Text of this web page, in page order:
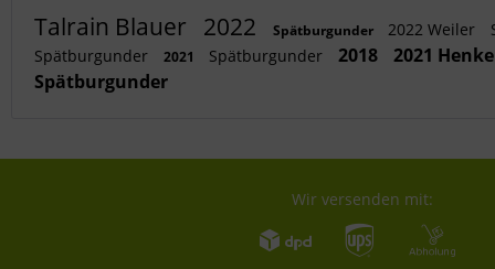
Talrain Blauer 2022 Spätburgunder 2022 Weiler
Spätburgunder
2021 Spätburgunder 2018
2021
Spätburgunder
Wir versenden mit: